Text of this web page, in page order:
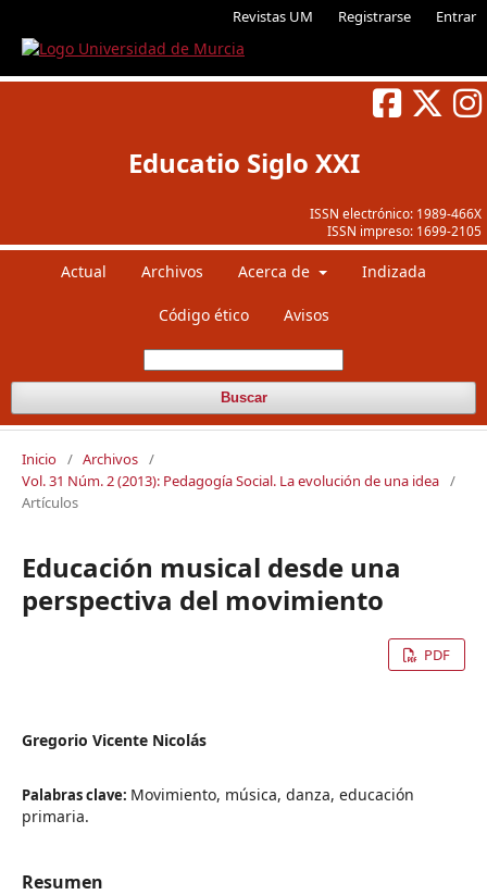
Revistas UM Registrarse Entrar
ISSN electrónico: 1989-466X
ISSN impreso: 1699-2105
Educatio Siglo XXI
Actual Archivos Acerca de Indizada
Código ético Avisos
Buscar
Inicio / Archivos /
Vol. 31 Núm. 2 (2013): Pedagogía Social. La evolución de una idea /
Artículos
Educación musical desde una
perspectiva del movimiento
PDF
Gregorio Vicente Nicolás
Palabras clave: Movimiento, música, danza, educación
primaria.
Resumen